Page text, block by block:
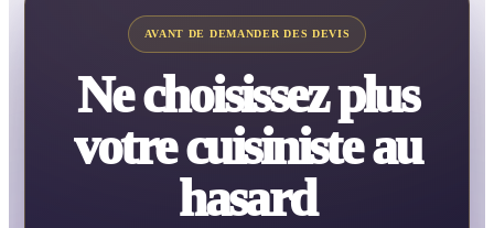
AVANT DE DEMANDER DES DEVIS
Ne choisissez plus
votre cuisiniste au
hasard